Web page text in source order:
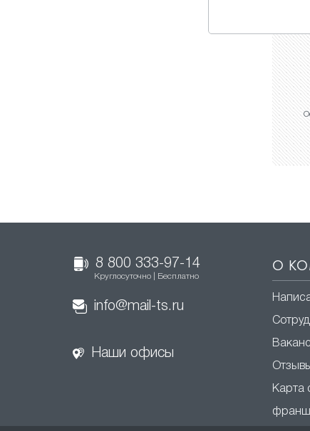
8 800 333-97-14
Круглосуточно | Бесплатно
info@mail-ts.ru
Наши офисы
О
Отзывы
Карта